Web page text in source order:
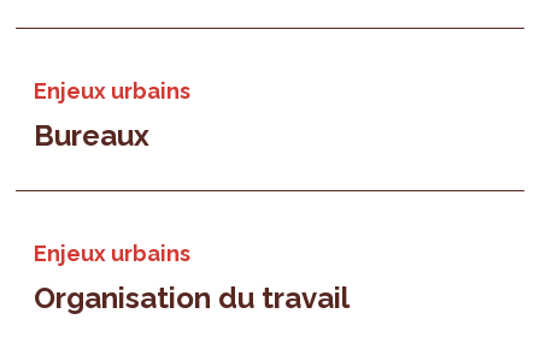
Enjeux urbains
Bureaux
Enjeux urbains
Organisation du travail